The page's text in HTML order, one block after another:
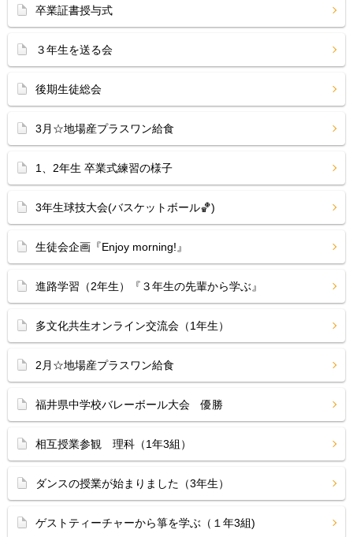
卒業証書授与式
３年生を送る会
後期生徒総会
3月☆地場産プラスワン給食
1、2年生 卒業式練習の様子
3年生球技大会(バスケットボール🏀)
生徒会企画『Enjoy morning!』
進路学習（2年生）『３年生の先輩から学ぶ』
多文化共生オンライン交流会（1年生）
2月☆地場産プラスワン給食
福井県中学校バレーボール大会 優勝
相互授業参観 理科（1年3組）
ダンスの授業が始まりました（3年生）
ゲストティーチャーから箏を学ぶ（１年3組)